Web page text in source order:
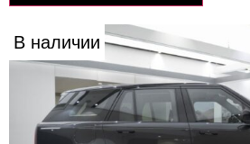
В наличии